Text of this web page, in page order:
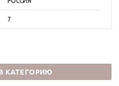
7
КАТЕГОРИЮ